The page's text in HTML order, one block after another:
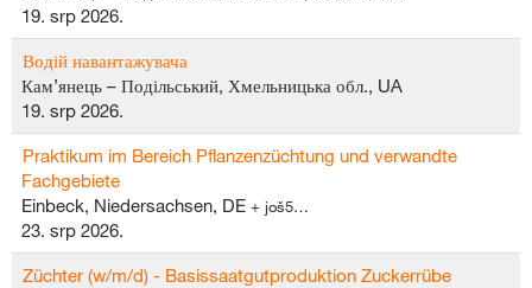
19. srp 2026.
Водій навантажувача
Кам’янець – Подільський, Хмельницька обл., UA
19. srp 2026.
Praktikum im Bereich Pflanzenzüchtung und verwandte
Fachgebiete
Einbeck, Niedersachsen, DE + još5…
23. srp 2026.
Züchter (w/m/d) - Basissaatgutproduktion Zuckerrübe